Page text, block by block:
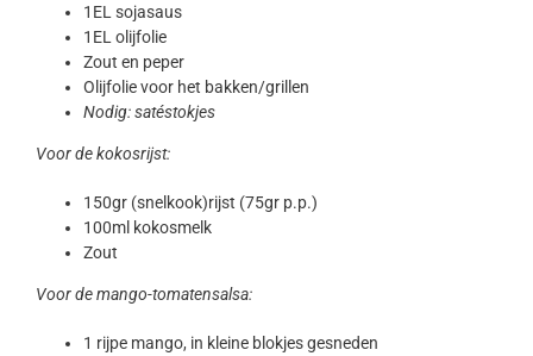
1EL sojasaus
1EL olijfolie
Zout en peper
Olijfolie voor het bakken/grillen
Nodig: satéstokjes
Voor de kokosrijst:
150gr (snelkook)rijst (75gr p.p.)
100ml kokosmelk
Zout
Voor de mango-tomatensalsa:
1 rijpe mango, in kleine blokjes gesneden